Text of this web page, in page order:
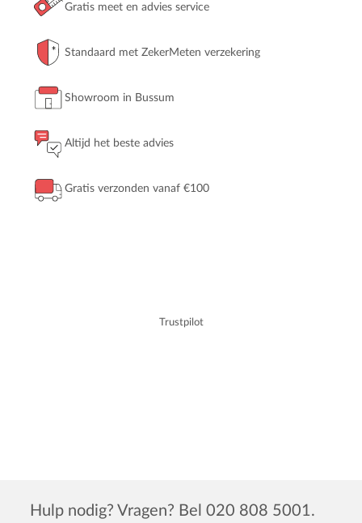
Gratis meet en advies service
Standaard met ZekerMeten verzekering
Showroom in Bussum
Altijd het beste advies
Gratis verzonden vanaf €100
Trustpilot
Hulp nodig? Vragen? Bel 020 808 5001.